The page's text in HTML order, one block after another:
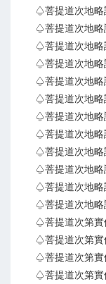
♤菩提道次地略
♤菩提道次地略
♤菩提道次地略
♤菩提道次地略
♤菩提道次地略
♤菩提道次地略
♤菩提道次地略
♤菩提道次地略
♤菩提道次地略
♤菩提道次地略
♤菩提道次地略
♤菩提道次地略
♤菩提道次第實
♤菩提道次第實
♤菩提道次第實
♤菩提道次第實